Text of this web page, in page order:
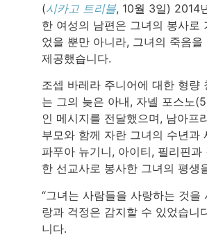
(시카고 트리블, 10월 3일) 2014
한 여성의 남편은 그녀의 봉사로
었을 뿐만 아니라, 그녀의 죽음
제공했습니다.
조셉 바레라 주니어에 대한 형량
는 그의 늦은 아내, 자넬 포스노
인 메시지를 전달했으며, 남아프
부모와 함께 자란 그녀의 수년과
파푸아 뉴기니, 아이티, 필리핀
한 선교사로 봉사한 그녀의 평생
“그녀는 사람들을 사랑하는 것을
랑과 걱정은 감지할 수 있었습니
니다.